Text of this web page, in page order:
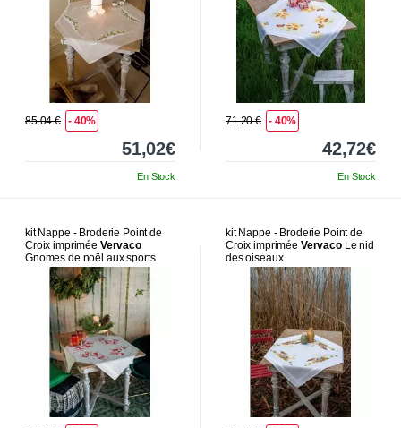
85.04 € - 40%
51,02€
En Stock
71.20 € - 40%
42,72€
En Stock
kit Nappe - Broderie Point de
Croix imprimée Vervaco
Gnomes de noël aux sports
d'hiver
kit Nappe - Broderie Point de
Croix imprimée VervacoLe nid
des oiseaux